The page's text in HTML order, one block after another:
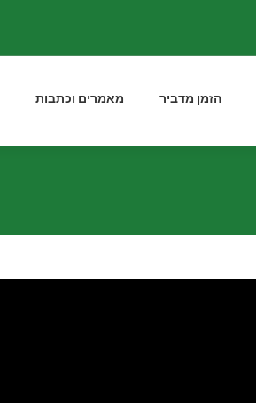
הזמן מדביר מאמרים וכתבות